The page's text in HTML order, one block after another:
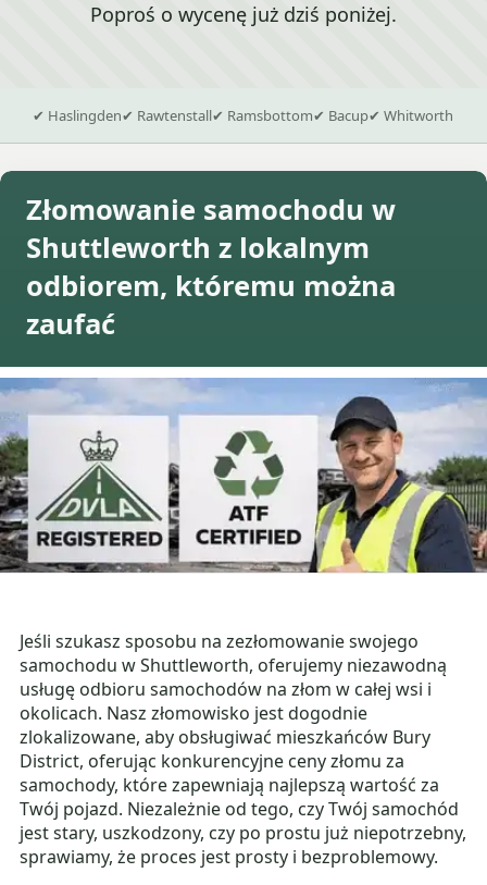
Poproś o wycenę już dziś poniżej.
✔ Haslingden✔ Rawtenstall✔ Ramsbottom✔ Bacup✔ Whitworth
Złomowanie samochodu w
Shuttleworth z lokalnym
odbiorem, któremu można
zaufać
Jeśli szukasz sposobu na zezłomowanie swojego
samochodu w Shuttleworth, oferujemy niezawodną
usługę odbioru samochodów na złom w całej wsi i
okolicach. Nasz złomowisko jest dogodnie
zlokalizowane, aby obsługiwać mieszkańców Bury
District, oferując konkurencyjne ceny złomu za
samochody, które zapewniają najlepszą wartość za
Twój pojazd. Niezależnie od tego, czy Twój samochód
jest stary, uszkodzony, czy po prostu już niepotrzebny,
sprawiamy, że proces jest prosty i bezproblemowy.